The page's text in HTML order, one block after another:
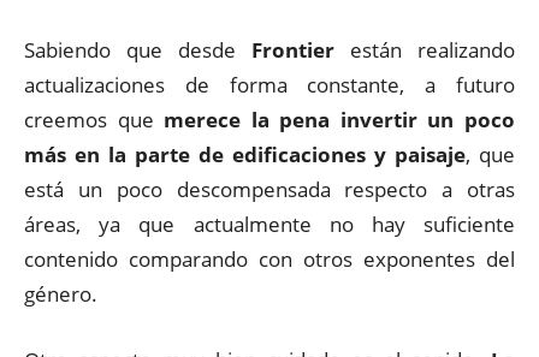
Sabiendo que desde Frontier están realizando
actualizaciones de forma constante, a futuro
creemos que merece la pena invertir un poco
más en la parte de edificaciones y paisaje, que
está un poco descompensada respecto a otras
áreas, ya que actualmente no hay suficiente
contenido comparando con otros exponentes del
género.